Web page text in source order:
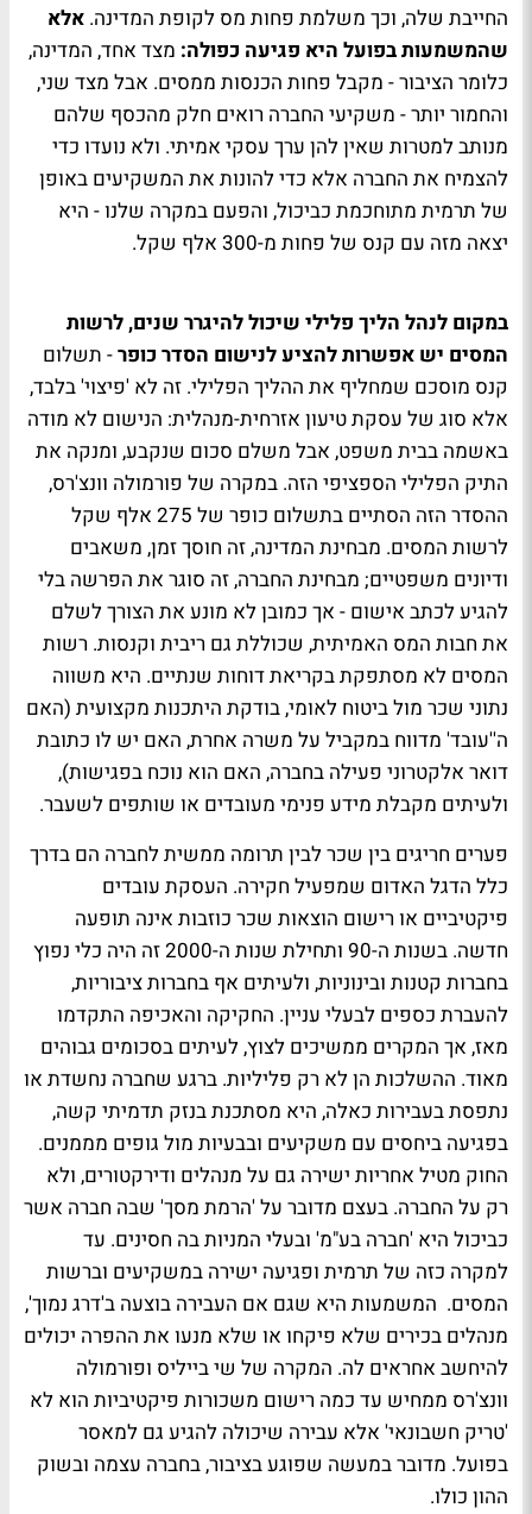
החייבת שלה, וכך משלמת פחות מס לקופת המדינה. אלא
שהמשמעות בפועל היא פגיעה כפולה: מצד אחד, המדינה,
כלומר הציבור - מקבל פחות הכנסות ממסים. אבל מצד שני,
והחמור יותר - משקיעי החברה רואים חלק מהכסף שלהם
מנותב למטרות שאין להן ערך עסקי אמיתי. ולא נועדו כדי
להצמיח את החברה אלא כדי להונות את המשקיעים באופן
של תרמית מתוחכמת כביכול, והפעם במקרה שלנו - היא
יצאה מזה עם קנס של פחות מ-300 אלף שקל.
במקום לנהל הליך פלילי שיכול להיגרר שנים, לרשות
המסים יש אפשרות להציע לנישום הסדר כופר- תשלום
קנס מוסכם שמחליף את ההליך הפלילי. זה לא 'פיצוי' בלבד,
אלא סוג של עסקת טיעון אזרחית-מנהלית: הנישום לא מודה
באשמה בבית משפט, אבל משלם סכום שנקבע, ומנקה את
התיק הפלילי הספציפי הזה. במקרה של פורמולה וונצ'רס,
ההסדר הזה הסתיים בתשלום כופר של 275 אלף שקל
לרשות המסים. מבחינת המדינה, זה חוסך זמן, משאבים
ודיונים משפטיים; מבחינת החברה, זה סוגר את הפרשה בלי
להגיע לכתב אישום - אך כמובן לא מונע את הצורך לשלם
את חבות המס האמיתית, שכוללת גם ריבית וקנסות. רשות
המסים לא מסתפקת בקריאת דוחות שנתיים. היא משווה
נתוני שכר מול ביטוח לאומי, בודקת היתכנות מקצועית (האם
ה''עובד' מדווח במקביל על משרה אחרת, האם יש לו כתובת
דואר אלקטרוני פעילה בחברה, האם הוא נוכח בפגישות),
ולעיתים מקבלת מידע פנימי מעובדים או שותפים לשעבר.
פערים חריגים בין שכר לבין תרומה ממשית לחברה הם בדרך
כלל הדגל האדום שמפעיל חקירה. העסקת עובדים
פיקטיביים או רישום הוצאות שכר כוזבות אינה תופעה
חדשה. בשנות ה-90 ותחילת שנות ה-2000 זה היה כלי נפוץ
בחברות קטנות ובינוניות, ולעיתים אף בחברות ציבוריות,
להעברת כספים לבעלי עניין. החקיקה והאכיפה התקדמו
מאז, אך המקרים ממשיכים לצוץ, לעיתים בסכומים גבוהים
מאוד. ההשלכות הן לא רק פליליות. ברגע שחברה נחשדת או
נתפסת בעבירות כאלה, היא מסתכנת בנזק תדמיתי קשה,
בפגיעה ביחסים עם משקיעים ובבעיות מול גופים מממנים.
החוק מטיל אחריות ישירה גם על מנהלים ודירקטורים, ולא
רק על החברה. בעצם מדובר על 'הרמת מסך' שבה חברה אשר
כביכול היא 'חברה בע"מ' ובעלי המניות בה חסינים. עד
למקרה כזה של תרמית ופגיעה ישירה במשקיעים וברשות
המסים. המשמעות היא שגם אם העבירה בוצעה ב'דרג נמוך',
מנהלים בכירים שלא פיקחו או שלא מנעו את ההפרה יכולים
להיחשב אחראים לה. המקרה של שי בייליס ופורמולה
וונצ'רס ממחיש עד כמה רישום משכורות פיקטיביות הוא לא
'טריק חשבונאי' אלא עבירה שיכולה להגיע גם למאסר
בפועל. מדובר במעשה שפוגע בציבור, בחברה עצמה ובשוק
ההון כולו.